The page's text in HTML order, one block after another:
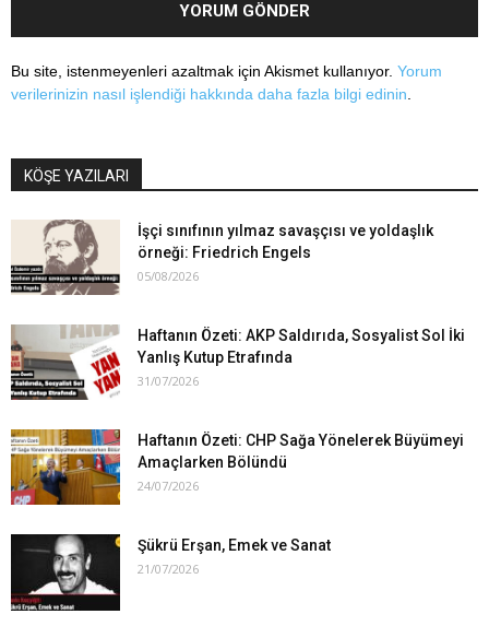
Bu site, istenmeyenleri azaltmak için Akismet kullanıyor. Yorum
verilerinizin nasıl işlendiği hakkında daha fazla bilgi edinin.
KÖŞE YAZILARI
İşçi sınıfının yılmaz savaşçısı ve yoldaşlık
örneği: Friedrich Engels
05/08/2026
Haftanın Özeti: AKP Saldırıda, Sosyalist Sol İki
Yanlış Kutup Etrafında
31/07/2026
Haftanın Özeti: CHP Sağa Yönelerek Büyümeyi
Amaçlarken Bölündü
24/07/2026
Şükrü Erşan, Emek ve Sanat
21/07/2026